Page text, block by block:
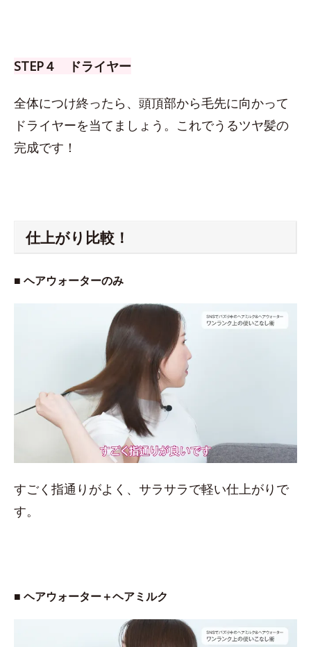
STEP４ ドライヤー
全体につけ終ったら、頭頂部から毛先に向かって
ドライヤーを当てましょう。これでうるツヤ髪の
完成です！
仕上がり比較！
■ ヘアウォーターのみ
すごく指通りがよく、サラサラで軽い仕上がりで
す。
■ ヘアウォーター＋ヘアミルク